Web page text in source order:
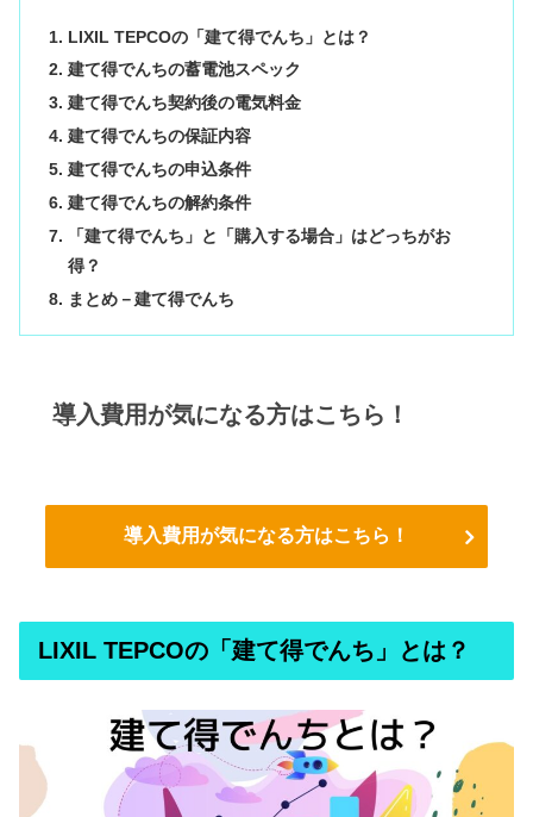
LIXIL TEPCOの「建て得でんち」とは？
建て得でんちの蓄電池スペック
建て得でんち契約後の電気料金
建て得でんちの保証内容
建て得でんちの申込条件
建て得でんちの解約条件
「建て得でんち」と「購入する場合」はどっちがお
得？
まとめ－建て得でんち
導入費用が気になる方はこちら！
導入費用が気になる方はこちら！
LIXIL TEPCOの「建て得でんち」とは？